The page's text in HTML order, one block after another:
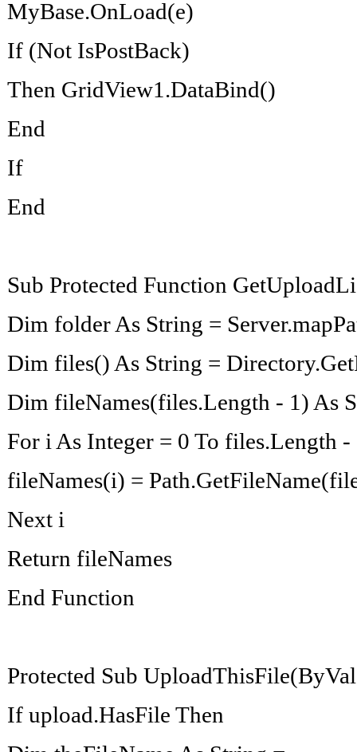
MyBase.OnLoad(e)
If (Not IsPostBack)
Then GridView1.DataBind()
End
If
End
Sub Protected Function
Dim folder As String =
Dim files() As String =
Dim fileNames(files.Length - 1) As
For i As Integer = 0 To files.Length -
fileNames(i) =
Next i
Return fileNames
End Function
Protected Sub
If upload.HasFile Then